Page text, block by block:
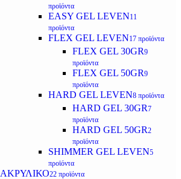
προϊόντα
EASY GEL LEVEN11
προϊόντα
FLEX GEL LEVEN17 προϊόντα
FLEX GEL 30GR9
προϊόντα
FLEX GEL 50GR9
προϊόντα
HARD GEL LEVEN8 προϊόντα
HARD GEL 30GR7
προϊόντα
HARD GEL 50GR2
προϊόντα
SHIMMER GEL LEVEN5
προϊόντα
ΑΚΡΥΛΙΚΟ22 προϊόντα